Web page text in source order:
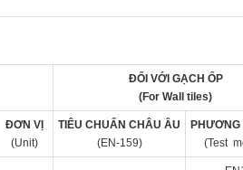
ĐỐI VỚI GẠCH ỐP
(For Wall tiles)
ĐƠN VỊ
(Unit)
TIÊU CHUẨN CHÂU ÂU
(EN-159)
(Test